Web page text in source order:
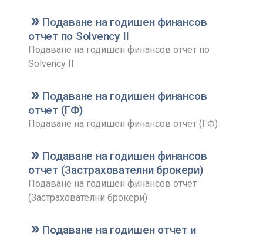
Подаване на годишен финансов
отчет по Solvency II
Подаване на годишен финансов отчет по
Solvency II
Подаване на годишен финансов
отчет (ГФ)
Подаване на годишен финансов отчет (ГФ)
Подаване на годишен финансов
отчет (Застрахователни брокери)
Подаване на годишен финансов отчет
(Застрахователни брокери)
Подаване на годишен отчет и